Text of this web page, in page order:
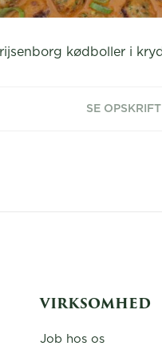
kødboller i
SE OPSKRIFT
VIRKSOMHED
Job hos os